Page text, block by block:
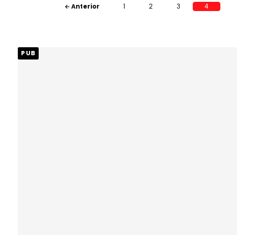
Paginação
← Anterior 1 2 3 4
PUB